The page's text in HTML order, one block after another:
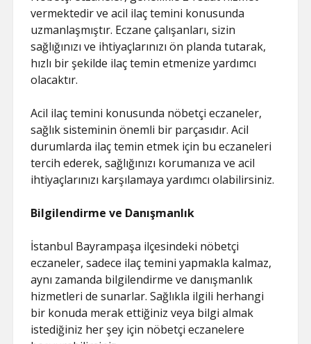
vermektedir ve acil ilaç temini konusunda
uzmanlaşmıştır. Eczane çalışanları, sizin
sağlığınızı ve ihtiyaçlarınızı ön planda tutarak,
hızlı bir şekilde ilaç temin etmenize yardımcı
olacaktır.
Acil ilaç temini konusunda nöbetçi eczaneler,
sağlık sisteminin önemli bir parçasıdır. Acil
durumlarda ilaç temin etmek için bu eczaneleri
tercih ederek, sağlığınızı korumanıza ve acil
ihtiyaçlarınızı karşılamaya yardımcı olabilirsiniz.
Bilgilendirme ve Danışmanlık
İstanbul Bayrampaşa ilçesindeki nöbetçi
eczaneler, sadece ilaç temini yapmakla kalmaz,
aynı zamanda bilgilendirme ve danışmanlık
hizmetleri de sunarlar. Sağlıkla ilgili herhangi
bir konuda merak ettiğiniz veya bilgi almak
istediğiniz her şey için nöbetçi eczanelere